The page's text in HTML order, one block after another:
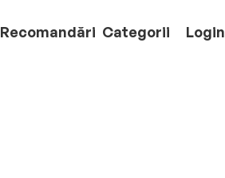
Recomandări Categorii Login